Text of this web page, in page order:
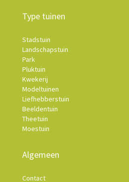
Type tuinen
Stadstuin
Landschapstuin
Park
Pluktuin
Kwekerij
Modeltuinen
Liefhebberstuin
Beeldentuin
Theetuin
Moestuin
Algemeen
Contact